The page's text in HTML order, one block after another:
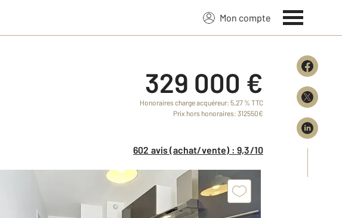
Mon compte
329 000 €
Honoraires charge acquéreur: 5,27 % TTC
Prix hors honoraires: 312550€
602 avis (achat/vente) : 9,3/10